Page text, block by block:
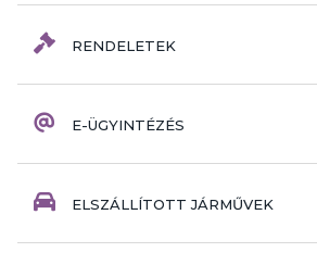
RENDELETEK
E-ÜGYINTÉZÉS
ELSZÁLLÍTOTT JÁRMŰVEK